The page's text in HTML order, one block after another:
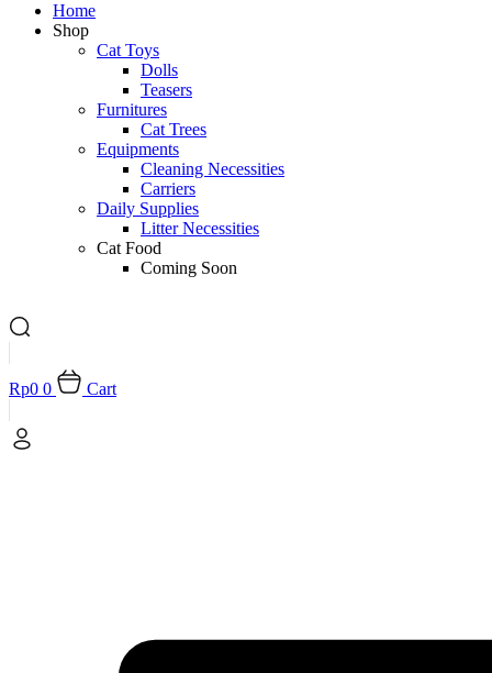
Home
Shop
Cat Toys
Dolls
Teasers
Furnitures
Cat Trees
Equipments
Cleaning Necessities
Carriers
Daily Supplies
Litter Necessities
Cat Food
Coming Soon
Rp0 0 Cart